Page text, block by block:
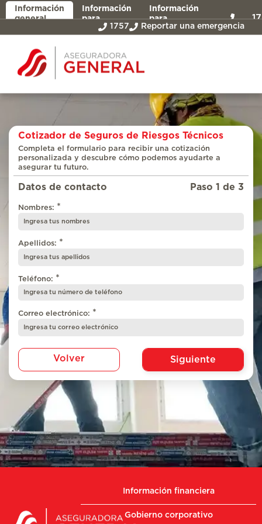
Información
general
Información
para
asegurados
Información
para
intermediarios
1757 Reportar una emergencia
Cotizador de Seguros de Riesgos Técnicos
Completa el formulario para recibir una cotización
personalizada y descubre cómo podemos ayudarte a
asegurar tu futuro.
Datos de contacto Paso 1 de 3
Nombres: *
Apellidos: *
Teléfono: *
Correo electrónico: *
Volver Siguiente
Información financiera
Gobierno corporativo